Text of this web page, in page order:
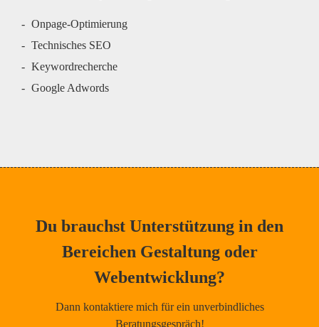
Onpage-Optimierung
Technisches SEO
Keywordrecherche
Google Adwords
Du brauchst Unterstützung in den
Bereichen Gestaltung oder
Webentwicklung?
Dann kontaktiere mich für ein unverbindliches
Beratungsgespräch!